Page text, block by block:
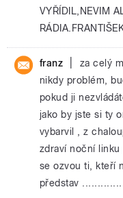
VYŘÍDIL,NEVIM
franz
za celý
nikdy problém,
pokud ji
jako by jste si ty
vybarvil , z
zdraví noční linku
se ozvou ti, kteří
představ